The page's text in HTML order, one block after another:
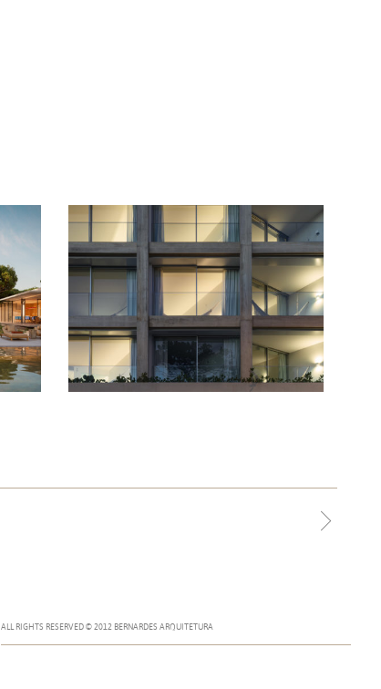
ARPOADOR HOTEL
2019
ALL RIGHTS RESERVED © 2012 BERNARDES ARQUITETURA